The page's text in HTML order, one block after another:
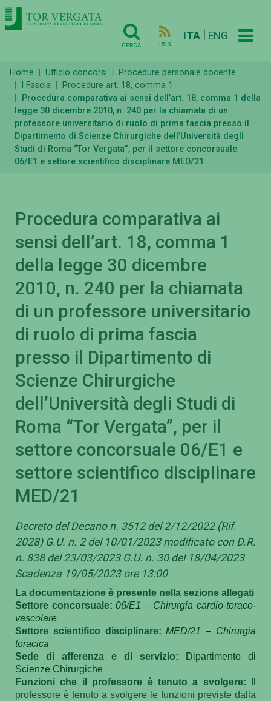
CERCA RSS
ITA ENG
Home Ufficio concorsi
Procedure personale docente
I Fascia
Procedure art. 18, comma 1
Procedura comparativa ai sensi dell’art. 18, comma 1 della
legge 30 dicembre 2010, n. 240 per la chiamata di un
professore universitario di ruolo di prima fascia presso il
Dipartimento di Scienze Chirurgiche dell’Università degli
Studi di Roma “Tor Vergata”, per il settore concorsuale
06/E1 e settore scientifico disciplinare MED/21
Procedura comparativa ai
sensi dell’art. 18, comma 1
della legge 30 dicembre
2010, n. 240 per la chiamata
di un professore universitario
di ruolo di prima fascia
presso il Dipartimento di
Scienze Chirurgiche
dell’Università degli Studi di
Roma “Tor Vergata”, per il
settore concorsuale 06/E1 e
settore scientifico disciplinare
MED/21
Decreto del Decano n. 3512 del 2/12/2022 (Rif.
2028) G.U. n. 2 del 10/01/2023 modificato con D.R.
n. 838 del 23/03/2023 G.U. n. 30 del 18/04/2023
Scadenza 19/05/2023 ore 13:00
La documentazione è presente nella sezione allegati
Settore concorsuale:06/E1 – Chirurgia cardio-toraco-
vascolare
Settore scientifico disciplinare:MED/21 – Chirurgia
toracica
Sede di afferenza e di servizio:
Dipartimento di
Scienze Chirurgiche
Funzioni che il professore è tenuto a svolgere:
professore è tenuto a svolgere le funzioni previste dalla